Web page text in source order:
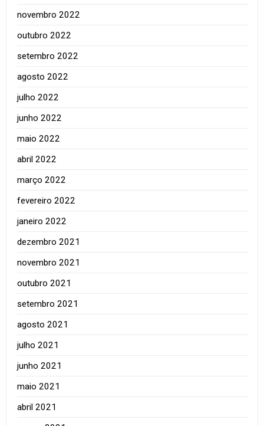
novembro 2022
outubro 2022
setembro 2022
agosto 2022
julho 2022
junho 2022
maio 2022
abril 2022
março 2022
fevereiro 2022
janeiro 2022
dezembro 2021
novembro 2021
outubro 2021
setembro 2021
agosto 2021
julho 2021
junho 2021
maio 2021
abril 2021